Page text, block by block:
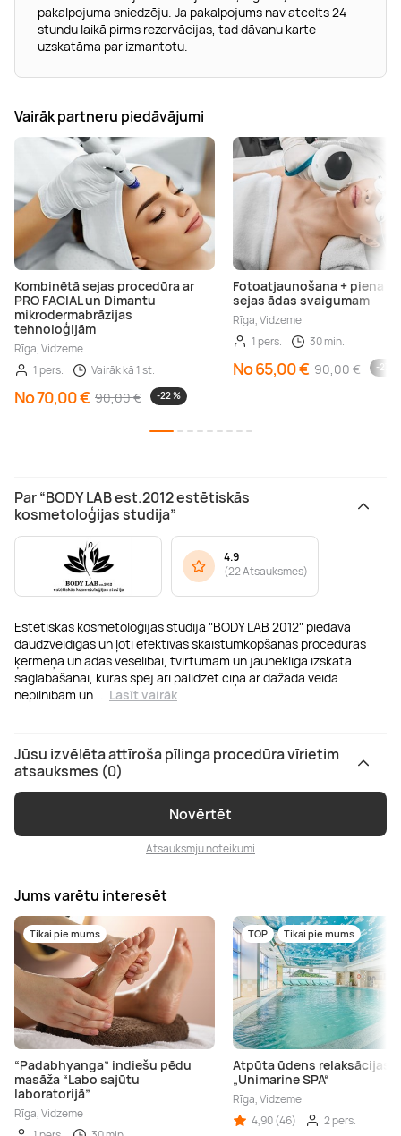
pakalpojuma sniedzēju. Ja pakalpojums nav atcelts 24
stundu laikā pirms rezervācijas, tad dāvanu karte
uzskatāma par izmantotu.
Vairāk partneru piedāvājumi
Kombinētā sejas procedūra ar
PRO FACIAL un Dimantu
mikrodermabrāzijas
tehnoloģijām
Rīga, Vidzeme
1 pers.
Vairāk kā 1 st.
No 70,00 € 90,00 € -22 %
Fotoatjaunošana + piena
sejas ādas svaigumam
Rīga, Vidzeme
1 pers.
30 min.
No 65,00 € 90,00 € -27 %
Par “BODY LAB est.2012 estētiskās
kosmetoloģijas studija”
Estētiskās kosmetoloģijas studija "BODY LAB 2012" piedāvā
daudzveidīgas un ļoti efektīvas skaistumkopšanas procedūras
ķermeņa un ādas veselībai, tvirtumam un jauneklīga izskata
saglabāšanai, kuras spēj arī palīdzēt cīņā ar dažāda veida
nepilnībām un
Lasīt vairāk
4.9
(22 Atsauksmes)
Jūsu izvēlēta attīroša pīlinga procedūra vīrietim
atsauksmes (0)
Novērtēt
Atsauksmju noteikumi
Jums varētu interesēt
Tikai pie mums
“Padabhyanga” indiešu pēdu
masāža “Labo sajūtu
laboratorijā”
Rīga, Vidzeme
TOP Tikai pie mums
Atpūta ūdens relaksācijas
„Unimarine SPA“
Rīga, Vidzeme
4,90 (46)
2 pers.